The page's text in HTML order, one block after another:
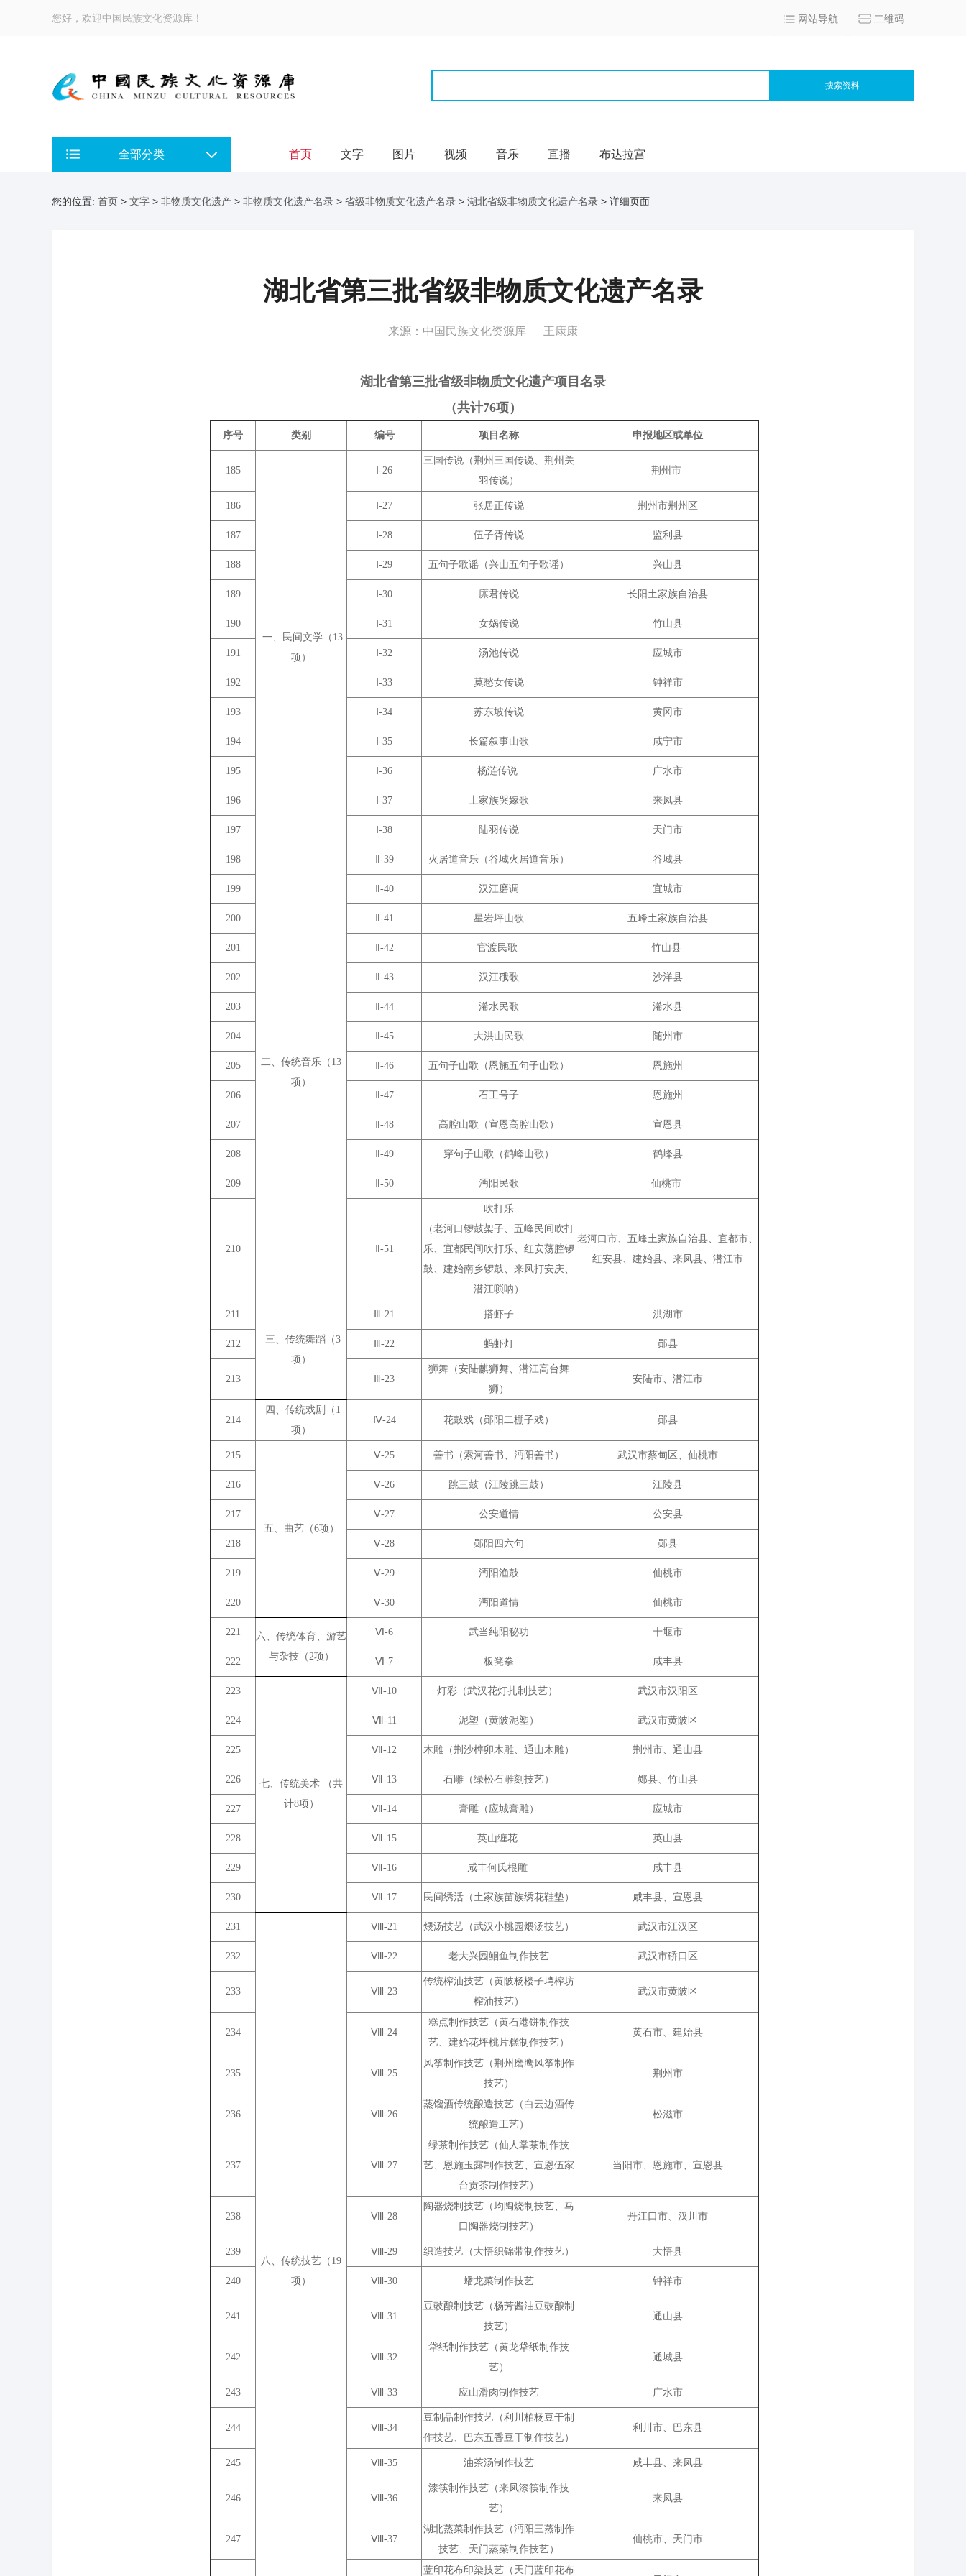
您好，欢迎中国民族文化资源库！ 网站导航 二维码
搜索资料
全部分类 首页 文字 图片 视频 音乐 直播 布达拉宫
您的位置: 首页 > 文字 > 非物质文化遗产 > 非物质文化遗产名录 > 省级非物质文化遗产名录 > 湖北省级非物质文化遗产名录 > 详细页面
湖北省第三批省级非物质文化遗产名录
来源：中国民族文化资源库 王康康
湖北省第三批省级非物质文化遗产项目名录
（共计76项）
序号 类别 编号 项目名称 申报地区或单位
185
一、民间文学（13
项）
Ⅰ-26
三国传说（荆州三国传说、荆州关
羽传说）
荆州市
186 Ⅰ-27 张居正传说 荆州市荆州区
187 Ⅰ-28 伍子胥传说 监利县
188 Ⅰ-29 五句子歌谣（兴山五句子歌谣） 兴山县
189 Ⅰ-30 廪君传说 长阳土家族自治县
190 Ⅰ-31 女娲传说 竹山县
191 Ⅰ-32 汤池传说 应城市
192 Ⅰ-33 莫愁女传说 钟祥市
193 Ⅰ-34 苏东坡传说 黄冈市
194 Ⅰ-35 长篇叙事山歌 咸宁市
195 Ⅰ-36 杨涟传说 广水市
196 Ⅰ-37 土家族哭嫁歌 来凤县
197 Ⅰ-38 陆羽传说 天门市
198
二、传统音乐（13
项）
Ⅱ-39 火居道音乐（谷城火居道音乐） 谷城县
199 Ⅱ-40 汉江磨调 宜城市
200 Ⅱ-41 星岩坪山歌 五峰土家族自治县
201 Ⅱ-42 官渡民歌 竹山县
202 Ⅱ-43 汉江硪歌 沙洋县
203 Ⅱ-44 浠水民歌 浠水县
204 Ⅱ-45 大洪山民歌 随州市
205 Ⅱ-46 五句子山歌（恩施五句子山歌） 恩施州
206 Ⅱ-47 石工号子 恩施州
207 Ⅱ-48 高腔山歌（宣恩高腔山歌） 宣恩县
208 Ⅱ-49 穿句子山歌（鹤峰山歌） 鹤峰县
209 Ⅱ-50 沔阳民歌 仙桃市
210 Ⅱ-51
吹打乐
（老河口锣鼓架子、五峰民间吹打
乐、宜都民间吹打乐、红安荡腔锣
鼓、建始南乡锣鼓、来凤打安庆、
潜江唢呐）
老河口市、五峰土家族自治县、宜都市、
红安县、建始县、来凤县、潜江市
211
三、传统舞蹈（3
项）
Ⅲ-21 搭虾子 洪湖市
212 Ⅲ-22 蚂虾灯 郧县
213 Ⅲ-23
狮舞（安陆麒狮舞、潜江高台舞
狮）
安陆市、潜江市
214
四、传统戏剧（1
项）
Ⅳ-24 花鼓戏（郧阳二棚子戏） 郧县
215
五、曲艺（6项）
Ⅴ-25 善书（索河善书、沔阳善书） 武汉市蔡甸区、仙桃市
216 Ⅴ-26 跳三鼓（江陵跳三鼓） 江陵县
217 Ⅴ-27 公安道情 公安县
218 Ⅴ-28 郧阳四六句 郧县
219 Ⅴ-29 沔阳渔鼓 仙桃市
220 Ⅴ-30 沔阳道情 仙桃市
221
六、传统体育、游艺
与杂技（2项）
Ⅵ-6 武当纯阳秘功 十堰市
222 Ⅵ-7 板凳拳 咸丰县
223
七、传统美术 （共
计8项）
Ⅶ-10 灯彩（武汉花灯扎制技艺） 武汉市汉阳区
224 Ⅶ-11 泥塑（黄陂泥塑） 武汉市黄陂区
225 Ⅶ-12 木雕（荆沙榫卯木雕、通山木雕） 荆州市、通山县
226 Ⅶ-13 石雕（绿松石雕刻技艺） 郧县、竹山县
227 Ⅶ-14 膏雕（应城膏雕） 应城市
228 Ⅶ-15 英山缠花 英山县
229 Ⅶ-16 咸丰何氏根雕 咸丰县
230 Ⅶ-17 民间绣活（土家族苗族绣花鞋垫） 咸丰县、宣恩县
231
八、传统技艺（19
项）
Ⅷ-21 煨汤技艺（武汉小桃园煨汤技艺） 武汉市江汉区
232 Ⅷ-22 老大兴园鮰鱼制作技艺 武汉市硚口区
233 Ⅷ-23
传统榨油技艺（黄陂杨楼子塆榨坊
榨油技艺）
武汉市黄陂区
234 Ⅷ-24
糕点制作技艺（黄石港饼制作技
艺、建始花坪桃片糕制作技艺）
黄石市、建始县
235 Ⅷ-25
风筝制作技艺（荆州磨鹰风筝制作
技艺）
荆州市
236 Ⅷ-26
蒸馏酒传统酿造技艺（白云边酒传
统酿造工艺）
松滋市
237 Ⅷ-27
绿茶制作技艺（仙人掌茶制作技
艺、恩施玉露制作技艺、宣恩伍家
台贡茶制作技艺）
当阳市、恩施市、宣恩县
238 Ⅷ-28
陶器烧制技艺（均陶烧制技艺、马
口陶器烧制技艺）
丹江口市、汉川市
239 Ⅷ-29 织造技艺（大悟织锦带制作技艺） 大悟县
240 Ⅷ-30 蟠龙菜制作技艺 钟祥市
241 Ⅷ-31
豆豉酿制技艺（杨芳酱油豆豉酿制
技艺）
通山县
242 Ⅷ-32
牮纸制作技艺（黄龙牮纸制作技
艺）
通城县
243 Ⅷ-33 应山滑肉制作技艺 广水市
244 Ⅷ-34
豆制品制作技艺（利川柏杨豆干制
作技艺、巴东五香豆干制作技艺）
利川市、巴东县
245 Ⅷ-35 油茶汤制作技艺 咸丰县、来凤县
246 Ⅷ-36
漆筷制作技艺（来凤漆筷制作技
艺）
来凤县
247 Ⅷ-37
湖北蒸菜制作技艺（沔阳三蒸制作
技艺、天门蒸菜制作技艺）
仙桃市、天门市
蓝印花布印染技艺（天门蓝印花布